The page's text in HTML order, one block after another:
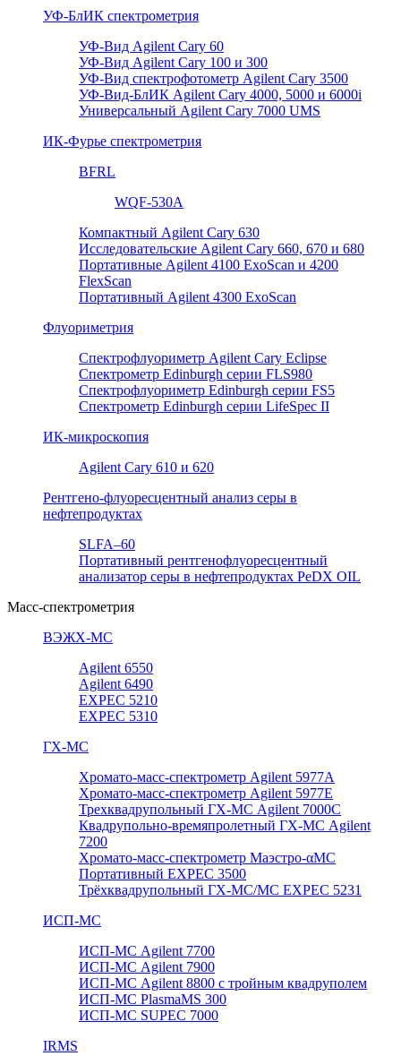
УФ-БлИК спектрометрия
УФ-Вид Agilent Cary 60
УФ-Вид Agilent Cary 100 и 300
УФ-Вид спектрофотометр Agilent Cary 3500
УФ-Вид-БлИК Agilent Cary 4000, 5000 и 6000i
Универсальный Agilent Cary 7000 UMS
ИК-Фурье спектрометрия
BFRL
WQF-530A
Компактный Agilent Cary 630
Исследовательские Agilent Cary 660, 670 и 680
Портативные Agilent 4100 ExoScan и 4200
FlexScan
Портативный Agilent 4300 ExoScan
Флуориметрия
Спектрофлуориметр Agilent Cary Eclipse
Спектрометр Edinburgh серии FLS980
Спектрофлуориметр Edinburgh серии FS5
Спектрометр Edinburgh серии LifeSpec II
ИК-микроскопия
Agilent Cary 610 и 620
Рентгено-флуоресцентный анализ серы в
нефтепродуктах
SLFA–60
Портативный рентгенофлуоресцентный
анализатор серы в нефтепродуктах PeDX OIL
Масс-спектрометрия
ВЭЖХ-МС
Agilent 6550
Agilent 6490
EXPEC 5210
EXPEC 5310
ГХ-МС
Хромато-масс-спектрометр Agilent 5977А
Хромато-масс-спектрометр Agilent 5977E
Трехквадрупольный ГХ-МС Agilent 7000C
Квадрупольно-времяпролетный ГХ-МС Agilent
7200
Хромато-масс-спектрометр Маэстро-αМС
Портативный EXPEC 3500
Трёхквадрупольный ГХ-МС/МС EXPEC 5231
ИСП-МС
ИСП-МС Agilent 7700
ИСП-МС Agilent 7900
ИСП-МС Agilent 8800 с тройным квадруполем
ИСП-МС PlasmaMS 300
ИСП-МС SUPEC 7000
IRMS